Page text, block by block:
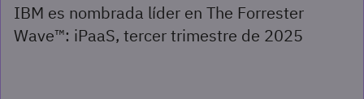
IBM es nombrada líder en The Forrester
Wave™: iPaaS, tercer trimestre de 2025